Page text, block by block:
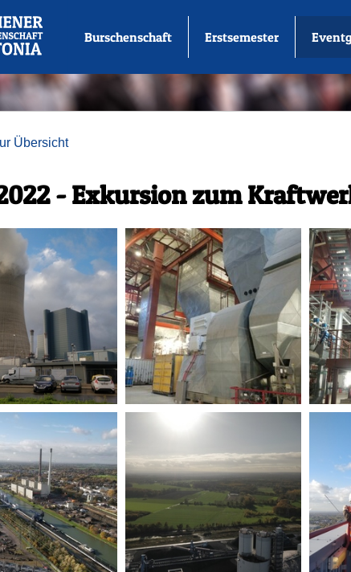
Burschenschaft Erstsemester
Übersicht
- Exkursion zum